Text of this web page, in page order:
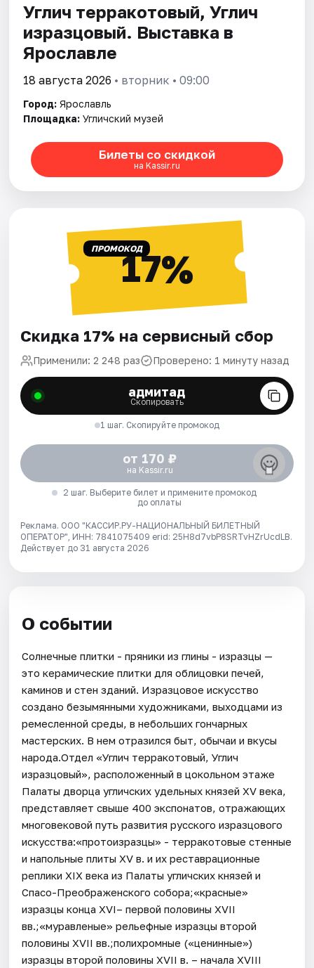
Углич терракотовый, Углич
изразцовый. Выставка в
Ярославле
18 августа 2026 • вторник • 09:00
Город: Ярославль
Площадка: Угличский музей
Билеты со скидкой
на Kassir.ru
ПРОМОКОД17%
Скидка 17% на сервисный сбор
Применили: 2 248 раз Проверено: 1 минуту назад
адмитад
Скопировать
1 шаг. Скопируйте промокод
от 170 ₽
на Kassir.ru
2 шаг. Выберите билет и примените промокод
до оплаты
Реклама. ООО "КАССИР.РУ-НАЦИОНАЛЬНЫЙ БИЛЕТНЫЙ
ОПЕРАТОР", ИНН: 7841075409 erid: 25H8d7vbP8SRTvHZrUcdLB.
Действует до 31 августа 2026
О событии
Солнечные плитки - пряники из глины - изразцы —
это керамические плитки для облицовки печей,
каминов и стен зданий. Изразцовое искусство
создано безымянными художниками, выходцами из
ремесленной среды, в небольших гончарных
мастерских. В нем отразился быт, обычаи и вкусы
народа.Отдел «Углич терракотовый, Углич
изразцовый», расположенный в цокольном этаже
Палаты дворца угличских удельных князей XV века,
представляет свыше 400 экспонатов, отражающих
многовековой путь развития русского изразцового
искусства:«протоизразцы» - терракотовые стенные
и напольные плиты XV в. и их реставрационные
реплики XIX века из Палаты угличских князей и
Спасо-Преображенского собора;«красные»
изразцы конца XVI– первой половины XVII
вв.;«муравленые» рельефные изразцы второй
половины XVII вв.;полихромные («ценинные»)
изразцы второй половины XVII в. – начала XVIII